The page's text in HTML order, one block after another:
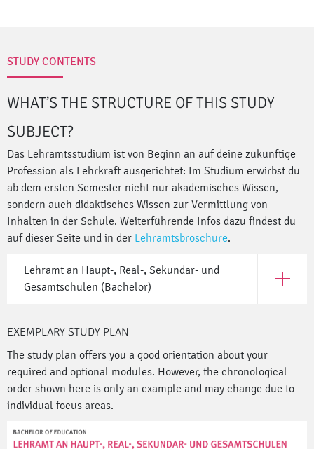
STUDY CONTENTS
WHAT’S THE STRUCTURE OF THIS STUDY
SUBJECT?
Das Lehramtsstudium ist von Beginn an auf deine zukünftige
Profession als Lehrkraft ausgerichtet: Im Studium erwirbst du
ab dem ersten Semester nicht nur akademisches Wissen,
sondern auch didaktisches Wissen zur Vermittlung von
Inhalten in der Schule. Weiterführende Infos dazu findest du
auf dieser Seite und in der Lehramtsbroschüre.
Lehramt an Haupt-, Real-, Sekundar- und
Gesamtschulen (Bachelor)
Open
EXEMPLARY STUDY PLAN
The study plan offers you a good orientation about your
required and optional modules. However, the chronological
order shown here is only an example and may change due to
individual focus areas.